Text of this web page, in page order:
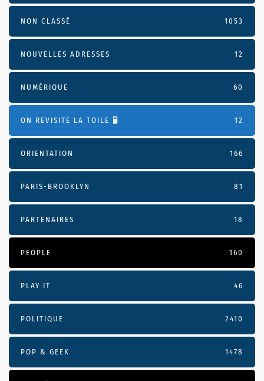
NON CLASSÉ 1053
NOUVELLES ADRESSES 12
NUMÉRIQUE 60
ON REVISITE LA TOILE 🖥️ 12
ORIENTATION 166
PARIS-BROOKLYN 81
PARTENAIRES 18
PEOPLE 160
PLAY IT 46
POLITIQUE 2410
POP & GEEK 1478